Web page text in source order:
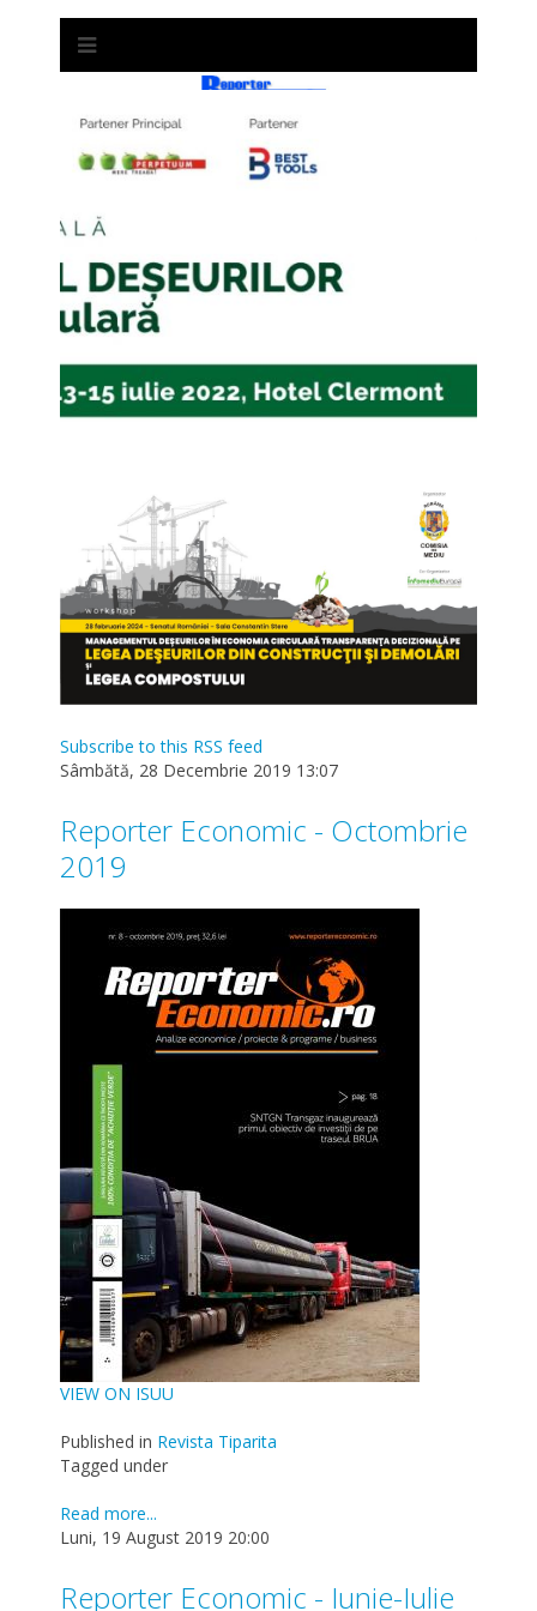
Subscribe to this RSS feed
Sâmbătă, 28 Decembrie 2019 13:07
Reporter Economic - Octombrie
2019
VIEW ON ISUU
Published in Revista Tiparita
Tagged under
Read more...
Luni, 19 August 2019 20:00
Reporter Economic - Iunie-Iulie